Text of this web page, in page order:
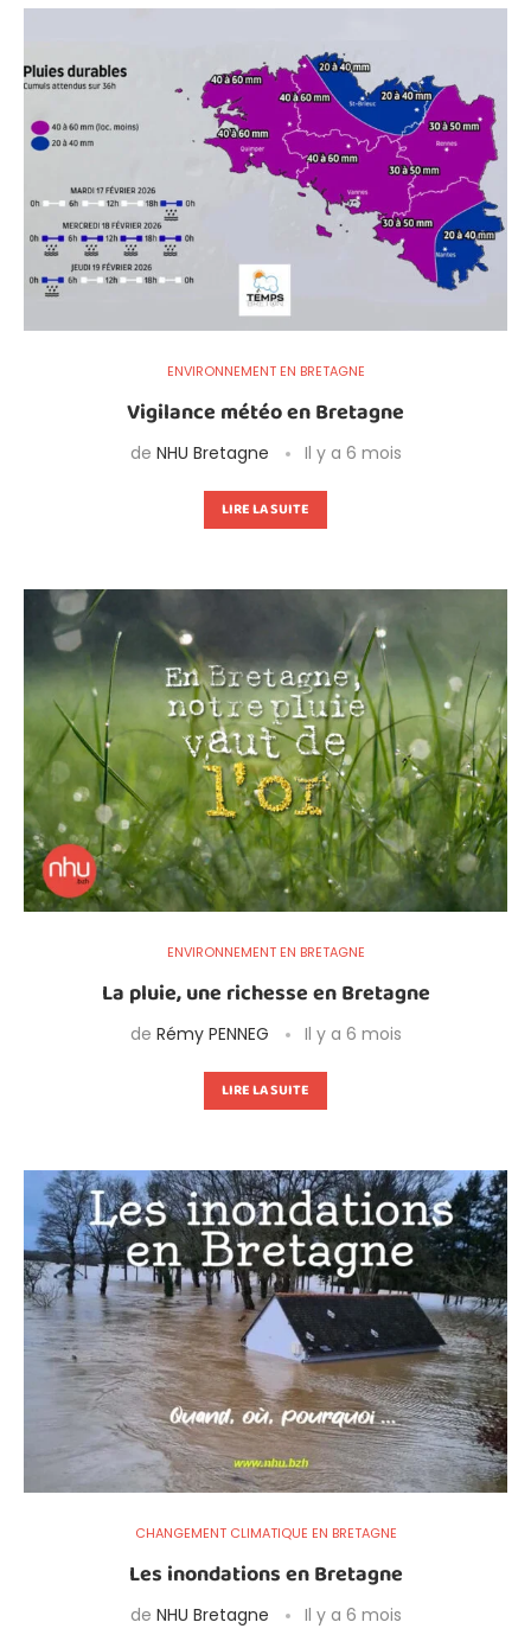
ENVIRONNEMENT EN BRETAGNE
Vigilance météo en Bretagne
de NHU Bretagne Il y a 6 mois
LIRE LA SUITE
ENVIRONNEMENT EN BRETAGNE
La pluie, une richesse en Bretagne
de Rémy PENNEG Il y a 6 mois
LIRE LA SUITE
CHANGEMENT CLIMATIQUE EN BRETAGNE
Les inondations en Bretagne
de NHU Bretagne Il y a 6 mois